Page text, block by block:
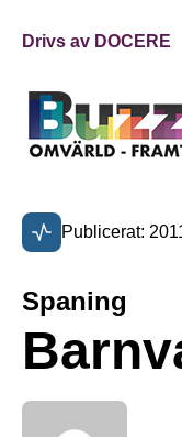
Drivs av DOCERE
Publicerat:
Spaning